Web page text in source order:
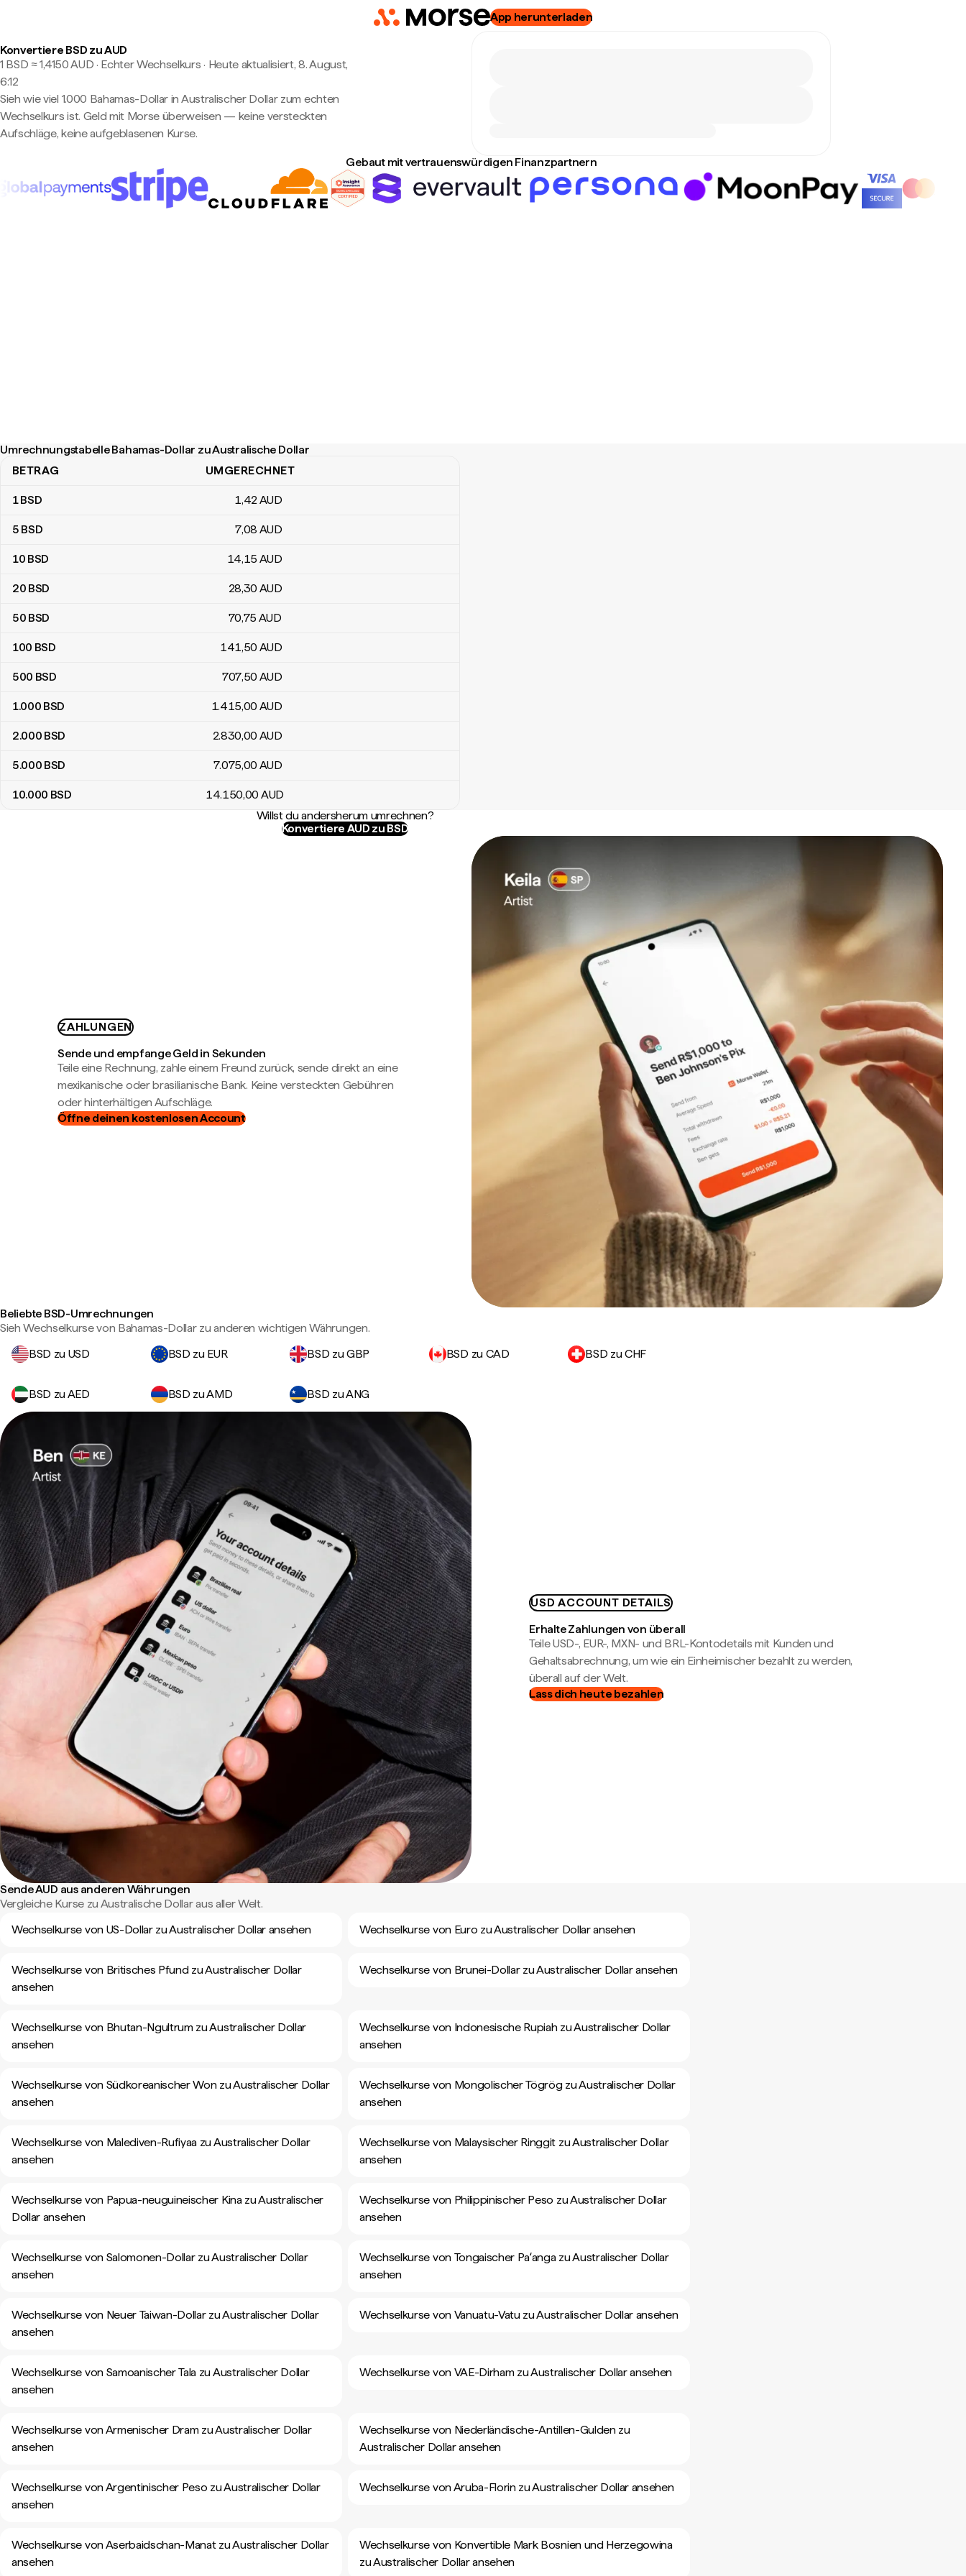
App herunterladen
Konvertiere BSD zu AUD
1 BSD ≈ 1,4150 AUD · Echter Wechselkurs · Heute aktualisiert, 8. August,
6:12
Sieh wie viel 1.000 Bahamas-Dollar in Australischer Dollar zum echten
Wechselkurs ist. Geld mit Morse überweisen — keine versteckten
Aufschläge, keine aufgeblasenen Kurse.
Gebaut mit vertrauenswürdigen Finanzpartnern
Umrechnungstabelle Bahamas-Dollar zu Australische Dollar
Umrechnungstabelle Bahamas-Dollar zu Australische Dollar
BETRAG UMGERECHNET
1BSD 1,42AUD
5 BSD 7,08 AUD
10 BSD 14,15 AUD
20 BSD 28,30 AUD
50 BSD 70,75 AUD
100 BSD 141,50 AUD
500 BSD 707,50 AUD
1.000 BSD 1.415,00 AUD
2.000 BSD 2.830,00 AUD
5.000 BSD 7.075,00 AUD
10.000 BSD 14.150,00 AUD
Willst du andersherum umrechnen?
Konvertiere AUD zu BSD
ZAHLUNGEN
Sende und empfange Geld in Sekunden
Teile eine Rechnung, zahle einem Freund zurück, sende direkt an eine
mexikanische oder brasilianische Bank. Keine versteckten Gebühren
oder hinterhältigen Aufschläge.
Öffne deinen kostenlosen Account
Beliebte BSD-Umrechnungen
Sieh Wechselkurse von Bahamas-Dollar zu anderen wichtigen Währungen.
BSD zu USD
BSD zu EUR BSD zu GBP BSD zu CAD BSD zu CHF
BSD zu AED BSD zu AMD BSD zu ANG
USD ACCOUNT DETAILS
Erhalte Zahlungen von überall
Teile USD-, EUR-, MXN- und BRL-Kontodetails mit Kunden und
Gehaltsabrechnung, um wie ein Einheimischer bezahlt zu werden,
überall auf der Welt.
Lass dich heute bezahlen
Sende AUD aus anderen Währungen
Vergleiche Kurse zu Australische Dollar aus aller Welt.
Wechselkurse von US-Dollar zu Australischer Dollar ansehen
Wechselkurse von Euro zu Australischer Dollar ansehen
Wechselkurse von Britisches Pfund zu Australischer Dollar
ansehen
Wechselkurse von Brunei-Dollar zu Australischer Dollar ansehen
Wechselkurse von Bhutan-Ngultrum zu Australischer Dollar
ansehen
Wechselkurse von Indonesische Rupiah zu Australischer Dollar
ansehen
Wechselkurse von Südkoreanischer Won zu Australischer Dollar
ansehen
Wechselkurse von Mongolischer Tögrög zu Australischer Dollar
ansehen
Wechselkurse von Malediven-Rufiyaa zu Australischer Dollar
ansehen
Wechselkurse von Malaysischer Ringgit zu Australischer Dollar
ansehen
Wechselkurse von Papua-neuguineischer Kina zu Australischer
Dollar ansehen
Wechselkurse von Philippinischer Peso zu Australischer Dollar
ansehen
Wechselkurse von Salomonen-Dollar zu Australischer Dollar
ansehen
Wechselkurse von Tongaischer Paʻanga zu Australischer Dollar
ansehen
Wechselkurse von Neuer Taiwan-Dollar zu Australischer Dollar
ansehen
Wechselkurse von Vanuatu-Vatu zu Australischer Dollar ansehen
Wechselkurse von Samoanischer Tala zu Australischer Dollar
ansehen
Wechselkurse von VAE-Dirham zu Australischer Dollar ansehen
Wechselkurse von Armenischer Dram zu Australischer Dollar
ansehen
Wechselkurse von Niederländische-Antillen-Gulden zu
Australischer Dollar ansehen
Wechselkurse von Argentinischer Peso zu Australischer Dollar
ansehen
Wechselkurse von Aruba-Florin zu Australischer Dollar ansehen
Wechselkurse von Aserbaidschan-Manat zu Australischer Dollar
ansehen
Wechselkurse von Konvertible Mark Bosnien und Herzegowina
zu Australischer Dollar ansehen